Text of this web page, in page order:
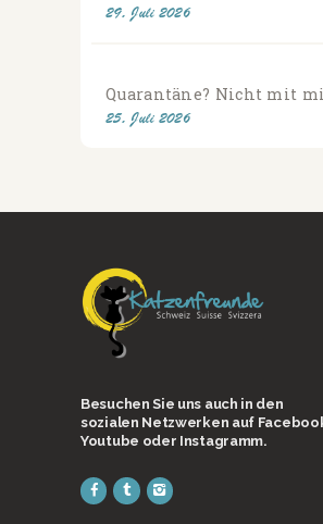
29. Juli 2026
Quarantäne? Nicht mit
25. Juli 2026
Besuchen Sie uns auch in den
sozialen Netzwerken auf
Youtube oder Instagramm.